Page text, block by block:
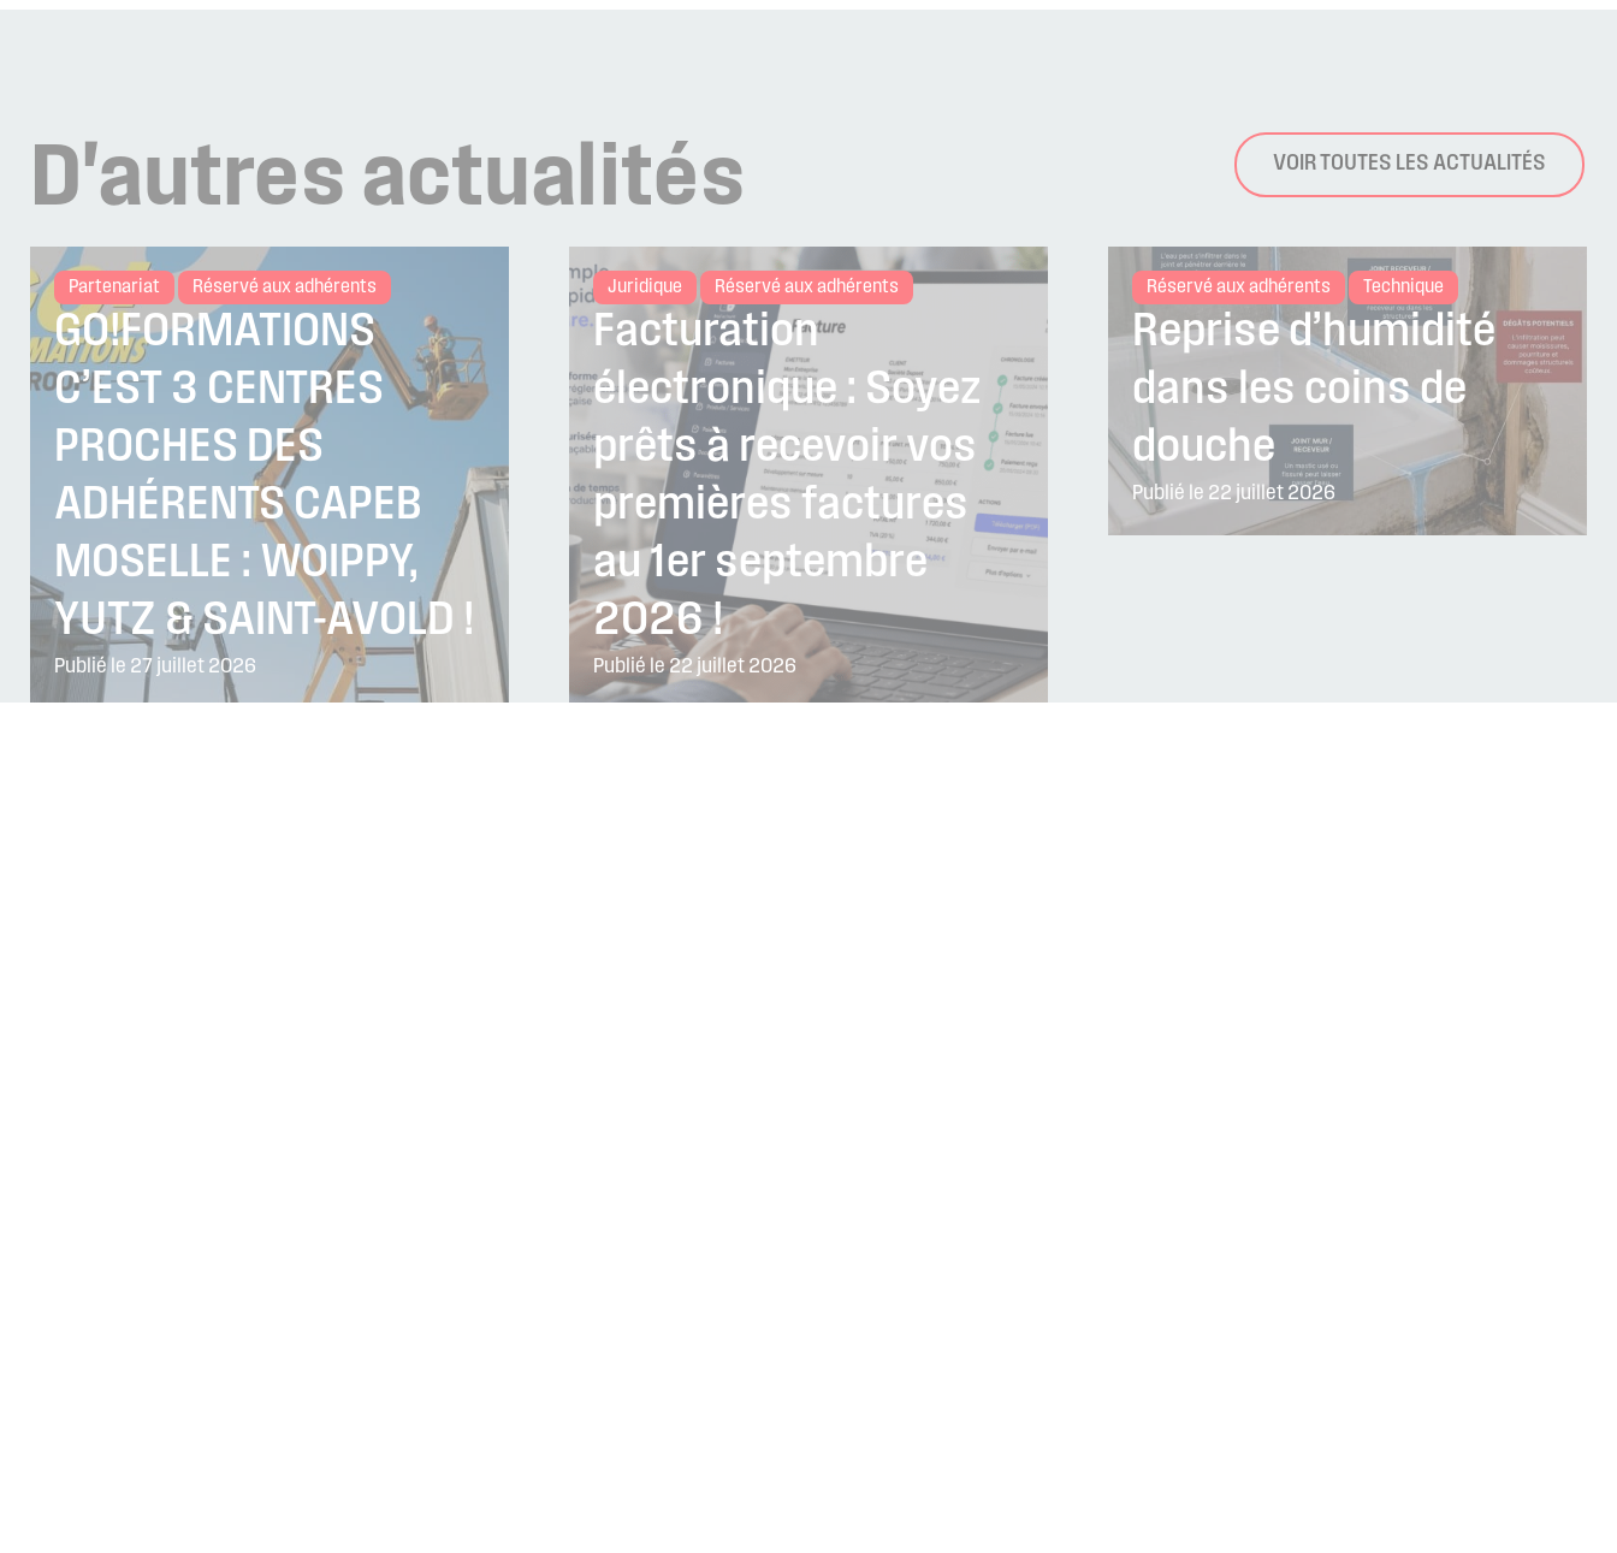
D'autres actualités VOIR TOUTES LES ACTUALITÉS
Partenariat Réservé aux adhérents
GO!FORMATIONS
C’EST 3 CENTRES
PROCHES DES
ADHÉRENTS CAPEB
MOSELLE : WOIPPY,
YUTZ & SAINT-AVOLD !
Publié le 27 juillet 2026
Juridique Réservé aux adhérents
Facturation
électronique : Soyez
prêts à recevoir vos
premières factures
au 1er septembre
2026 !
Publié le 22 juillet 2026
Réservé aux adhérents Technique
Reprise d’humidité
dans les coins de
douche
Publié le 22 juillet 2026